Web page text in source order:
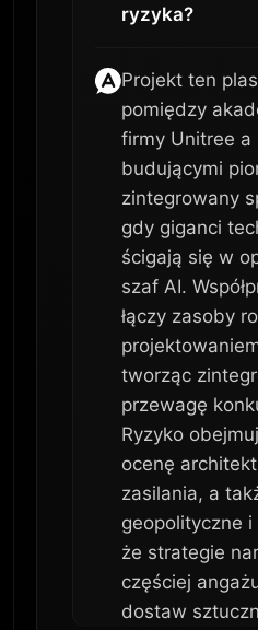
ryzyka?
Projekt ten
pomiędzy
firmy Unitree a
budującymi
zintegrowany
gdy giganci
ścigają się w
szaf AI.
łączy zasoby
tworząc
przewagę
Ryzyko
ocenę
zasilania, a
geopolityczne
że strategie
częściej
dostaw